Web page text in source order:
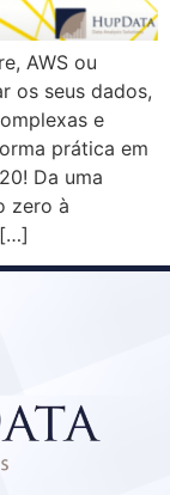
AWS ou
os seus dados,
e
prática em
Da uma
zero à